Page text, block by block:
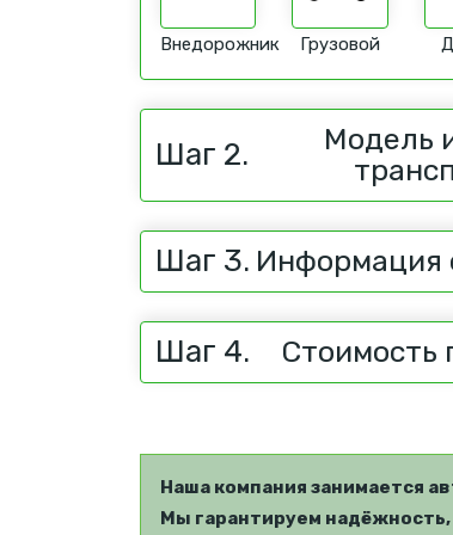
Внедорожник Грузовой
Шаг 2.
Модель
Шаг 3. Информация
Шаг 4. Стоимость
Наша компания занимается
Мы гарантируем